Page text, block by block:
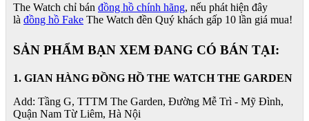
The Watch chỉ bán đồng hồ chính hãng, nếu phát hiện đây
là đồng hồ Fake The Watch đền Quý khách gấp 10 lần giá mua!
SẢN PHẨM BẠN XEM ĐANG CÓ BÁN TẠI:
1. GIAN HÀNG ĐỒNG HỒ THE WATCH THE GARDEN
Add: Tầng G, TTTM The Garden, Đường Mễ Trì - Mỹ Đình,
Quận Nam Từ Liêm, Hà Nội